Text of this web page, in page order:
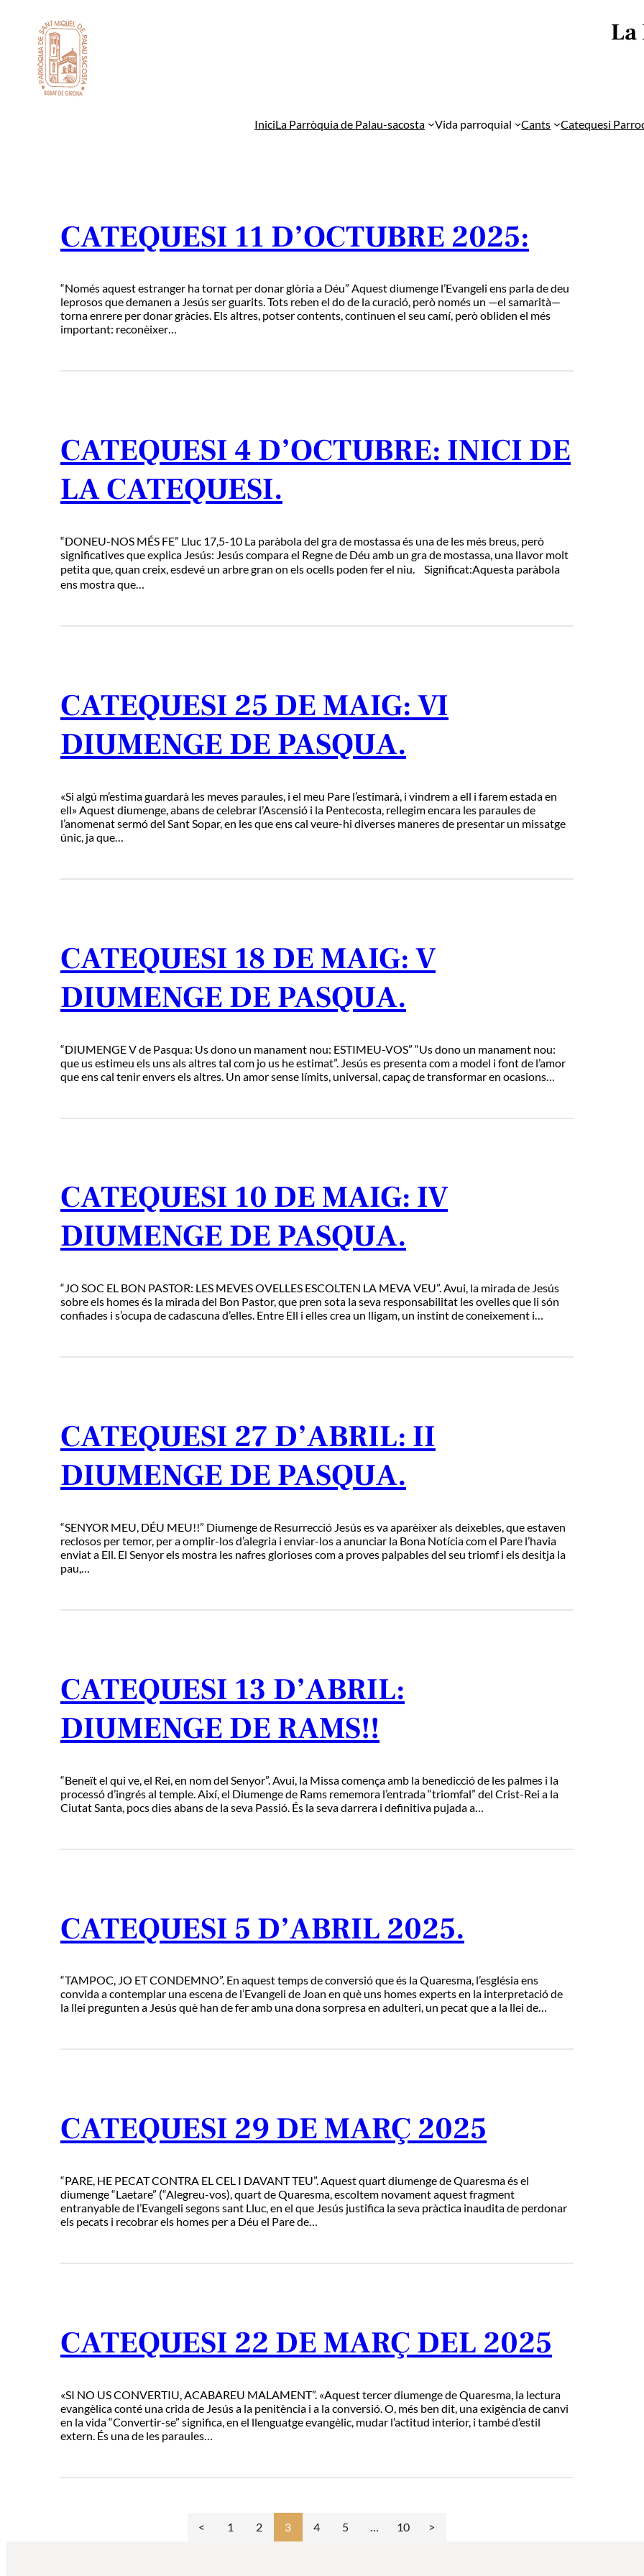
contingut
La
IniciLa Parròquia de Palau-sacosta Vida parroquial Cants Catequesi
CATEQUESI 11 D’OCTUBRE 2025:
“Només aquest estranger ha tornat per donar glòria a Déu” Aquest diumenge l’Evangeli ens parla de deu
leprosos que demanen a Jesús ser guarits. Tots reben el do de la curació, però només un —el samarità—
torna enrere per donar gràcies. Els altres, potser contents, continuen el seu camí, però obliden el més
important: reconèixer…
CATEQUESI 4 D’OCTUBRE: INICI DE
LA CATEQUESI.
“DONEU-NOS MÉS FE” Lluc 17,5-10 La paràbola del gra de mostassa és una de les més breus, però
significatives que explica Jesús: Jesús compara el Regne de Déu amb un gra de mostassa, una llavor molt
petita que, quan creix, esdevé un arbre gran on els ocells poden fer el niu. Significat:Aquesta paràbola
ens mostra que…
CATEQUESI 25 DE MAIG: VI
DIUMENGE DE PASQUA.
«Si algú m’estima guardarà les meves paraules, i el meu Pare l’estimarà, i vindrem a ell i farem estada en
ell» Aquest diumenge, abans de celebrar l’Ascensió i la Pentecosta, rellegim encara les paraules de
l’anomenat sermó del Sant Sopar, en les que ens cal veure-hi diverses maneres de presentar un missatge
únic, ja que…
CATEQUESI 18 DE MAIG: V
DIUMENGE DE PASQUA.
“DIUMENGE V de Pasqua: Us dono un manament nou: ESTIMEU-VOS” “Us dono un manament nou:
que us estimeu els uns als altres tal com jo us he estimat”. Jesús es presenta com a model i font de l’amor
que ens cal tenir envers els altres. Un amor sense límits, universal, capaç de transformar en ocasions…
CATEQUESI 10 DE MAIG: IV
DIUMENGE DE PASQUA.
“JO SOC EL BON PASTOR: LES MEVES OVELLES ESCOLTEN LA MEVA VEU”. Avui, la mirada de Jesús
sobre els homes és la mirada del Bon Pastor, que pren sota la seva responsabilitat les ovelles que li són
confiades i s’ocupa de cadascuna d’elles. Entre Ell i elles crea un lligam, un instint de coneixement i…
CATEQUESI 27 D’ABRIL: II
DIUMENGE DE PASQUA.
“SENYOR MEU, DÉU MEU!!” Diumenge de Resurrecció Jesús es va aparèixer als deixebles, que estaven
reclosos per temor, per a omplir-los d’alegria i enviar-los a anunciar la Bona Notícia com el Pare l’havia
enviat a Ell. El Senyor els mostra les nafres glorioses com a proves palpables del seu triomf i els desitja la
pau,…
CATEQUESI 13 D’ABRIL:
DIUMENGE DE RAMS!!
“Beneït el qui ve, el Rei, en nom del Senyor”. Avui, la Missa comença amb la benedicció de les palmes i la
processó d’ingrés al temple. Així, el Diumenge de Rams rememora l’entrada “triomfal” del Crist-Rei a la
Ciutat Santa, pocs dies abans de la seva Passió. És la seva darrera i definitiva pujada a…
CATEQUESI 5 D’ABRIL 2025.
“TAMPOC, JO ET CONDEMNO”. En aquest temps de conversió que és la Quaresma, l’església ens
convida a contemplar una escena de l’Evangeli de Joan en què uns homes experts en la interpretació de
la llei pregunten a Jesús què han de fer amb una dona sorpresa en adulteri, un pecat que a la llei de…
CATEQUESI 29 DE MARÇ 2025
“PARE, HE PECAT CONTRA EL CEL I DAVANT TEU”. Aquest quart diumenge de Quaresma és el
diumenge “Laetare” (“Alegreu-vos), quart de Quaresma, escoltem novament aquest fragment
entranyable de l’Evangeli segons sant Lluc, en el que Jesús justifica la seva pràctica inaudita de perdonar
els pecats i recobrar els homes per a Déu el Pare de…
CATEQUESI 22 DE MARÇ DEL 2025
«SI NO US CONVERTIU, ACABAREU MALAMENT”. «Aquest tercer diumenge de Quaresma, la lectura
evangèlica conté una crida de Jesús a la penitència i a la conversió. O, més ben dit, una exigència de canvi
en la vida “Convertir-se” significa, en el llenguatge evangèlic, mudar l’actitud interior, i també d’estil
extern. És una de les paraules…
1 2 3 4 5 … 10